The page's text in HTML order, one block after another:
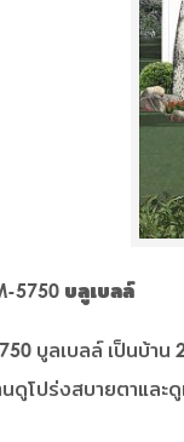
5750 บลูเบลล์
บูลเบลล์ เป็นบ้า
ดูโปร่งสบายตาและ